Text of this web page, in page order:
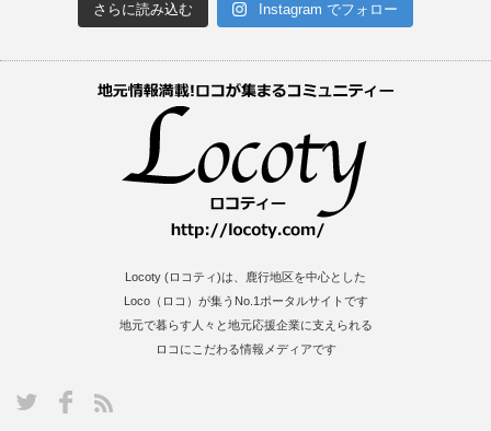
さらに読み込む Instagram でフォロー
Locoty (ロコティ)は、鹿行地区を中心とした
Loco（ロコ）が集うNo.1ポータルサイトです
地元で暮らす人々と地元応援企業に支えられる
ロコにこだわる情報メディアです